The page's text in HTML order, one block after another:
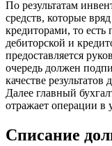
По результатам
средств, которые
кредиторами, то есть
дебиторской и
предоставляется
очередь должен
качестве
Далее главный
отражает операции в
Списание